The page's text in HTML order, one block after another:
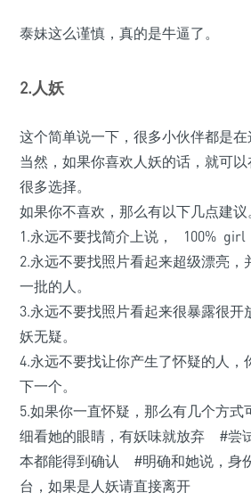
泰妹这么谨慎，真的是牛逼了。
2.人妖
这个简单说一下，很多小伙伴都是在
当然，如果你喜欢人妖的话，就可
很多选择。
如果你不喜欢，那么有以下几点建议
1.永远不要找简介上说， 100%
2.永远不要找照片看起来超级漂亮，
一批的人。
3.永远不要找照片看起来很暴露很开
妖无疑。
4.永远不要找让你产生了怀疑的人，
下一个。
5.如果你一直怀疑，那么有几个方
细看她的眼睛，有妖味就放弃 #尝
本都能得到确认 #明确和她说，身
台，如果是人妖请直接离开